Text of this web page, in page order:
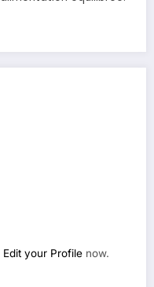
Edit your Profile now.